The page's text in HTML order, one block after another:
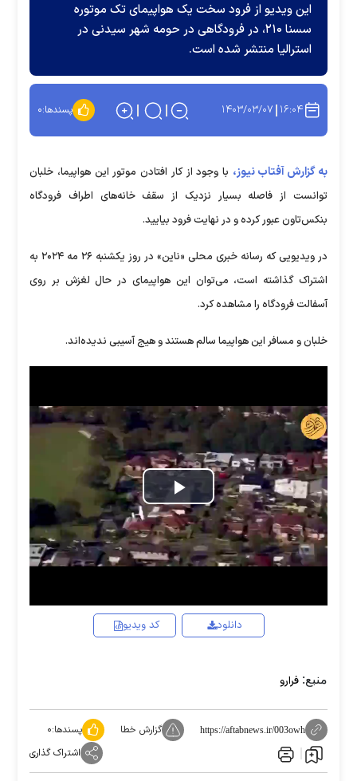
این ویدیو از فرود سخت یک هواپیمای تک موتوره
سسنا ۲۱۰، در فرودگاهی در حومه شهر سیدنی در
استرالیا منتشر شده است.
۱۶:۰۴ ۱۴۰۳/۰۳/۰۷ پسندها:۰
به گزارش آفتاب نیوز، با وجود از کار افتادن موتور این هواپیما، خلبان
توانست از فاصله بسیار نزدیک از سقف خانه‌های اطراف فرودگاه
بنکس‌تاون عبور کرده و در نهایت فرود بیایید.
در ویدیویی که رسانه خبری محلی «ناین» در روز یکشنبه ۲۶ مه ۲۰۲۴ به
اشتراک گذاشته است، می‌توان این هواپیمای در حال لغزش بر روی
آسفالت فرودگاه را مشاهده کرد.
خلبان و مسافر این هواپیما سالم هستند و هیج آسیبی ندیده‌اند.
Play
Video
کد ویدیو دانلود
منبع: فرارو
https://aftabnews.ir/003owh گزارش خطا پسندها:۰
اشتراک گذاری